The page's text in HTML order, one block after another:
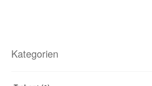
Kategorien